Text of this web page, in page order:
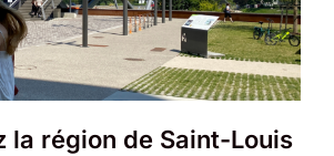
la région de Saint-Louis